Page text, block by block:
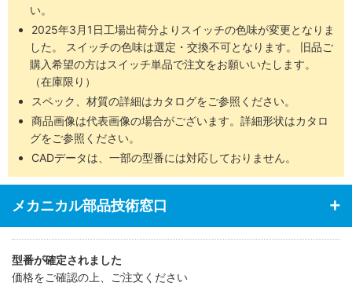
い。
2025年3月1日工場出荷分よりスイッチの色味が変更となりま
した。 スイッチの色味は選定・交換不可となります。 旧品ご
購入希望の方はスイッチ単品で注文をお願いいたします。
（在庫限り）
スペック、材質の詳細はカタログをご参照ください。
商品画像は代表画像の場合がございます。詳細形状はカタロ
グをご参照ください。
CADデータは、一部の型番には対応しておりません。
メカニカル部品技術窓口
型番が確定されました
価格をご確認の上、ご注文ください